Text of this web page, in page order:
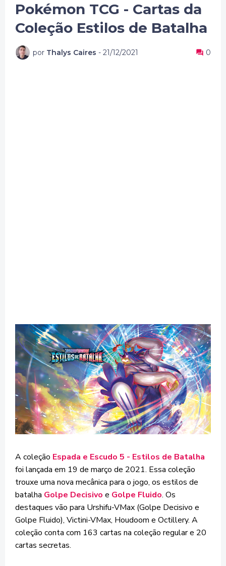
Pokémon TCG - Cartas da
Coleção Estilos de Batalha
por Thalys Caires - 21/12/2021 0
A coleção Espada e Escudo 5 - Estilos de Batalha
foi lançada em 19 de março de 2021. Essa coleção
trouxe uma nova mecânica para o jogo, os estilos de
batalha Golpe Decisivo e Golpe Fluido. Os
destaques vão para Urshifu-VMax (Golpe Decisivo e
Golpe Fluido), Victini-VMax, Houdoom e Octillery. A
coleção conta com 163 cartas na coleção regular e 20
cartas secretas.